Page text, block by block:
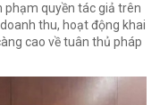
phạm quyền tác giả trên
thu, hoạt động khai
cao về tuân thủ pháp